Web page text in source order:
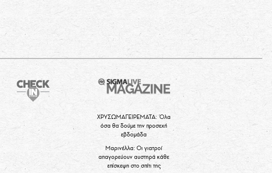
ΧΡΥΣΩΜΑΓΕΙΡΕΜΑΤΑ: Όλα
όσα θα δούμε την προσεχή
εβδομάδα
Μαρινέλλα: Οι γιατροί
απαγορεύουν αυστηρά κάθε
επίσκεψη στο σπίτι της